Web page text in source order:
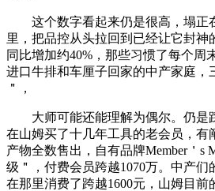
这个数字看起来仍是很高，塌正
里，把品控从头拉回到已经让它封神
同比增加约40%，那些习惯了每个周
进口牛排和车厘子回家的中产家庭，
＂，
大师可能还能理解为偶尔。仍是
在山姆买了十几年工具的老会员，有
产物全数售出，自有品牌Member＇s
级＂，付费会员跨越1070万。中产们
在那里消费了跨越1600元，山姆目前